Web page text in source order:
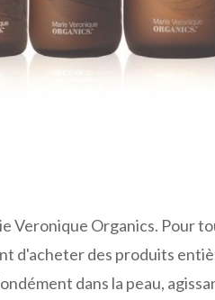
Veronique Organics. Pour
d'acheter des produits
dans la peau,